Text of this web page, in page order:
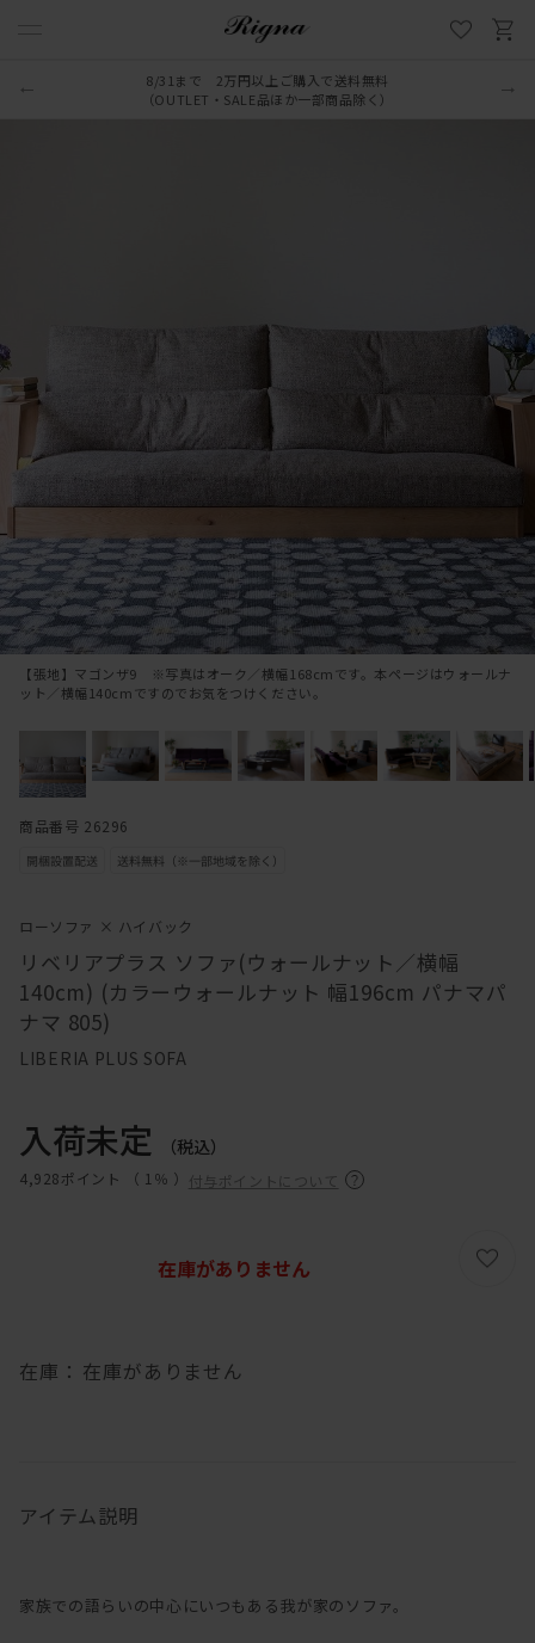
8/31まで 2万円以上ご購入で送料無料
（OUTLET・SALE品ほか一部商品除く）
ローソファ × ハイバック
リベリアプラス ソファ(ウォールナット／横幅
140cm) (カラーウォールナット 幅196cm パナマパ
ナマ 805)
LIBERIA PLUS SOFA
【張地】マゴンザ9 ※写真はオーク／横幅168cmです。本ページはウォールナ
ット／横幅140cmですのでお気をつけください。
入荷未定 （税込）
4,928ポイント （ 1％ ） 付与ポイントについて
在庫： 在庫がありません
在庫がありません
アイテム説明
家族での語らいの中心にいつもある我が家のソファ。
商品番号 26296